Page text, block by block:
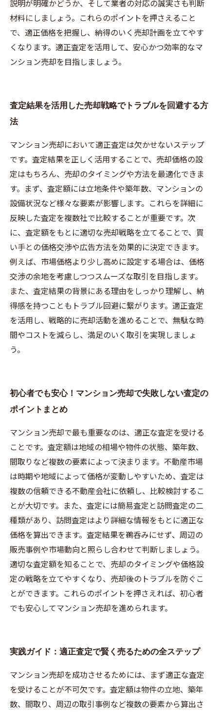
説明が明確かどうか、そして業者の対応の誠実さも判断
材料にしましょう。これらのポイントを押さえること
で、適正価格を把握し、納得のいく売却計画を立てやす
くなります。適正査定を活用して、安心かつ効率的なマ
ンション売却を目指しましょう。
査定結果を活用した売却戦略でトラブルを回避する方
法
マンション売却において適正査定は欠かせないステップ
です。査定結果を正しく活用することで、売却価格の設
定はもちろん、売却のタイミングや方法を最適化できま
す。まず、査定額には立地条件や築年数、マンションの
設備状況など様々な要素が影響します。これらを詳細に
反映した査定を複数社で比較することが重要です。次
に、査定額をもとに適切な売却戦略を立てることで、買
い手との価格交渉や広告方法を効果的に決定できます。
例えば、市場価格より少し高めに設定する場合は、価格
交渉の余地を考慮しつつスムーズな取引を目指します。
また、査定結果の背景にある理由をしっかり理解し、納
得感を持つこともトラブル回避に繋がります。適正査定
を活用し、戦略的に売却活動を進めることで、無駄な時
間やコストを減らし、満足のいく取引を実現しましょ
う。
初心者でも安心！マンション売却で失敗しない査定の
ポイントまとめ
マンション売却で最も重要なのは、適正な査定を受ける
ことです。査定額は地域の相場や物件の状態、築年数、
間取りなど複数の要素によって決まります。不動産市場
は時期や地域によって価格が変動しやすいため、査定は
複数の信頼できる不動産会社に依頼し、比較検討するこ
とが大切です。また、査定には簡易査定と訪問査定の二
種類があり、訪問査定はより詳細な情報をもとに適正な
価格を算出できます。査定結果を鵜呑みにせず、周辺の
販売事例や市場動向と照らし合わせて判断しましょう。
適切な査定額を知ることで、売却のタイミングや価格設
定の戦略を立てやすくなり、売却後のトラブルを防ぐこ
とができます。これらのポイントを押さえれば、初心者
でも安心してマンション売却を進められます。
実践ガイド：適正査定で賢く売るための全ステップ
マンション売却を成功させるためには、まず適正な査定
を受けることが不可欠です。査定額は物件の立地、築年
数、間取り、周辺の取引事例など複数の要素から算出さ